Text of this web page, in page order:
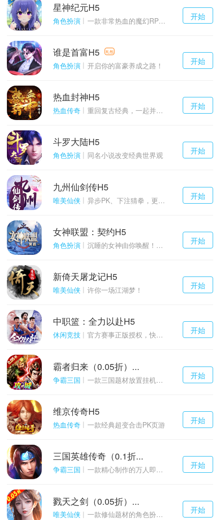
千百度h5
游戏
开始
星神纪元H5
角色扮演 一款非常热血的魔幻RPG游戏
千百度h5
游戏
开始
谁是首富H5 礼包
角色扮演 开启你的富豪养成之路！
千百度h5
游戏
开始
热血封神H5
热血传奇 重回复古经典，一起并肩作战吧！
千百度h5
游戏
开始
斗罗大陆H5
角色扮演 同名小说改变经典世界观
千百度h5
游戏
开始
九州仙剑传H5
唯美仙侠 异步PK、下注猜拳，更多玩点等你来体验！
千百度h5
游戏
开始
女神联盟：契约H5
角色扮演 沉睡的女神由你唤醒！点燃战火！
千百度h5
游戏
开始
新倚天屠龙记H5
唯美仙侠 许你一场江湖梦！
千百度h5
游戏
开始
中职篮：全力以赴H5
休闲竞技 官方赛事正版授权，快来打造属于自己的传奇吧~
千百度h5
游戏
开始
霸者归来（0.05折）...
争霸三国 一款三国题材放置挂机与战争策略结合的游戏
千百度h5
游戏
开始
维京传奇H5
热血传奇 一款经典超变合击PK页游
千百度h5
游戏
开始
三国英雄传奇（0.1折...
争霸三国 一款精心制作的万人即时战斗SLG三国手游
千百度h5
游戏
开始
戮天之剑（0.05折）...
唯美仙侠 一款修仙题材的角色扮演养成手游